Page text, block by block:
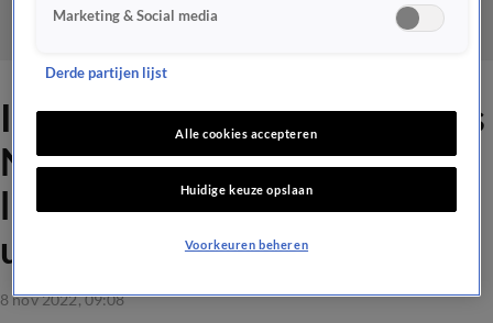
In de Wandelgangen met Bas
Nijhuis: 'Daaraan meedoen
lijkt me heel gaaf, een
uitdaging!'
8 nov 2022, 09:08
Marketing & Social media
Derde partijen lijst
Alle cookies accepteren
Huidige keuze opslaan
Voorkeuren beheren